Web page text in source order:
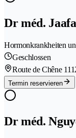
Dr méd.
Hormonkrankheiten
Geschlossen
Route de Chêne 11
Termin reservieren
Dr méd.